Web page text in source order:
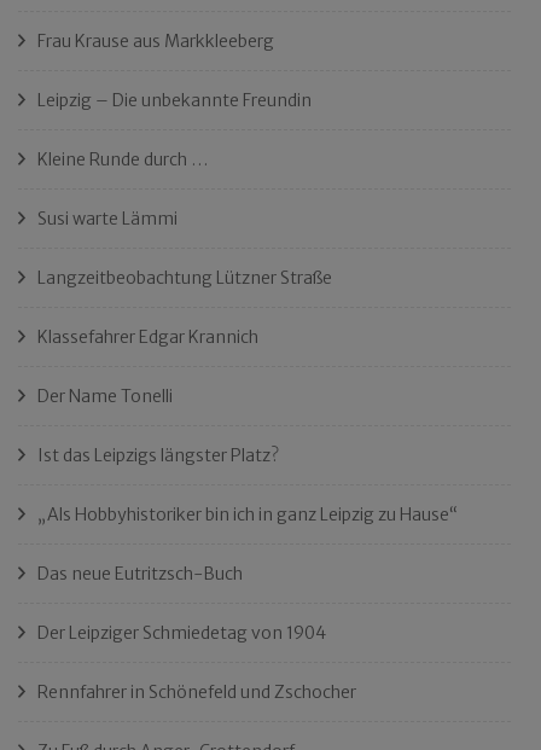
Frau Krause aus Markkleeberg
Leipzig – Die unbekannte Freundin
Kleine Runde durch …
Susi warte Lämmi
Langzeitbeobachtung Lützner Straße
Klassefahrer Edgar Krannich
Der Name Tonelli
Ist das Leipzigs längster Platz?
„Als Hobbyhistoriker bin ich in ganz Leipzig zu Hause“
Das neue Eutritzsch-Buch
Der Leipziger Schmiedetag von 1904
Rennfahrer in Schönefeld und Zschocher